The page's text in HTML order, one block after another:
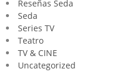
Reseñas Seda
Seda
Series TV
Teatro
TV & CINE
Uncategorized